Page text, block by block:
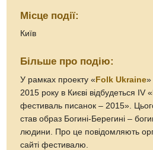
Місце події:
Київ
Більше про подію:
У рамках проекту « Folk Ukraine»
2015 року в Києві відбудеться IV
фестиваль писанок – 2015».
став образ Богині-Берегині –
людини. Про це повідомляють
сайті фестивалю.